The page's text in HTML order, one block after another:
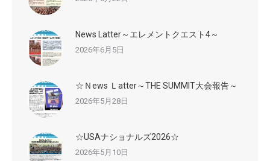
News Latter～エレメントクエスト4～
2026年6月5日
☆Ｎews Ｌatter～THE SUMMIT大会報告～
2026年5月28日
☆USAナショナルズ2026☆
2026年5月10日